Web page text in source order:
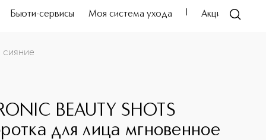
Бьюти-сервисы Моя система ухода Акции
сияние
BEAUTY SHOTS
для лица мгновенное